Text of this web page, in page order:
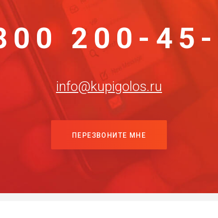
200-
info@kupigolos.ru
ПЕРЕЗВОНИТЕ МНЕ